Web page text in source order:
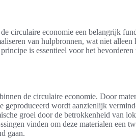
circulaire economie een belangrijk
van hulpbronnen, wat niet
is essentieel voor het bevorderen
de circulaire economie. Door
geproduceerd wordt aanzienlijk
groei door de betrokkenheid van
vinden om deze materialen een
gaan.